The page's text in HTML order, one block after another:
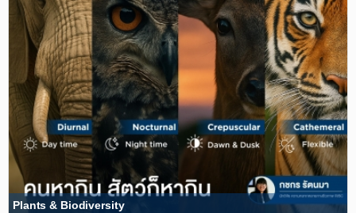
Plants & Biodiversity